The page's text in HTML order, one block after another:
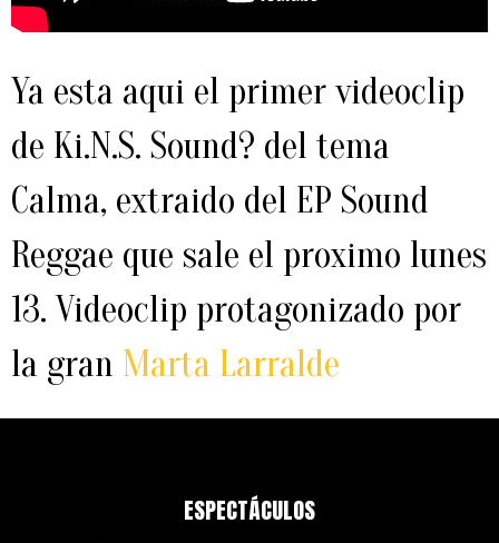
Ya esta aqui el primer videoclip
de Ki.N.S. Sound? del tema
Calma, extraido del EP Sound
Reggae que sale el proximo lunes
13. Videoclip protagonizado por
la gran Marta Larralde
ESPECTÁCULOS